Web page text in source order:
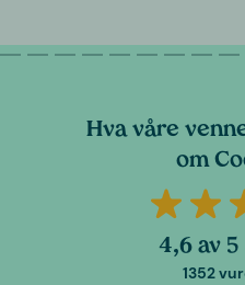
Hva våre
om
4,6 av
1352